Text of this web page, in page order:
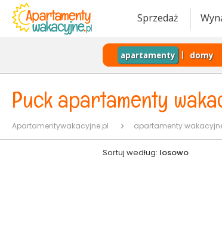
Sprzedaż
apartamenty domy
Puck apartamenty
Apartamentywakacyjne.pl apartamenty
Sortuj według: losowo